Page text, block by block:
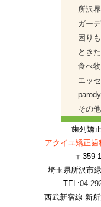
所沢
ガー
困り
とき
食べ
エッ
その他
歯列矯
アクイユ矯正歯
〒359-
埼玉県所沢市
TEL:04-
西武新宿線 新